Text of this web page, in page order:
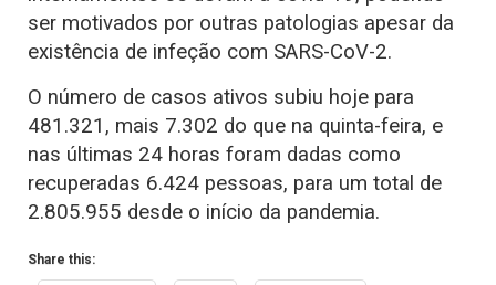
ser motivados por outras patologias apesar da
existência de infeção com SARS-CoV-2.
O número de casos ativos subiu hoje para
481.321, mais 7.302 do que na quinta-feira, e
nas últimas 24 horas foram dadas como
recuperadas 6.424 pessoas, para um total de
2.805.955 desde o início da pandemia.
Share this: